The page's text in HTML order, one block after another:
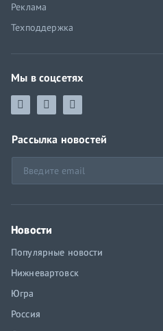
Реклама
Техподдержка
Мы в соцсетях
Рассылка новостей
Новости
Популярные новости
Нижневартовск
Югра
Россия